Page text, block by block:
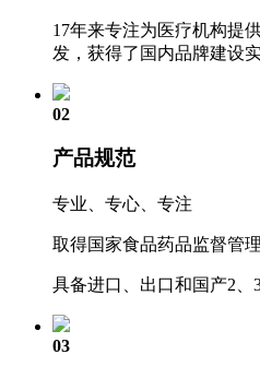
17年来专注为医疗机构提
发，获得了国内品牌建设
02
产品规范
专业、专心、专注
取得国家食品药品监督管
具备进口、出口和国产2
03